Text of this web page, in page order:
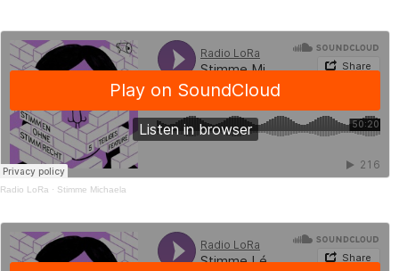
Radio LoRa · Stimme Michaela